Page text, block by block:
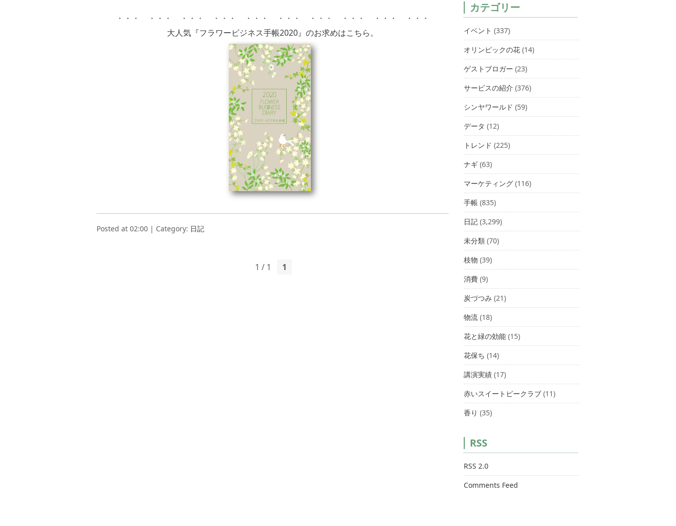
・・・ ・・・ ・・・ ・・・ ・・・ ・・・ ・・・ ・・・ ・・・ ・・・
大人気『フラワービジネス手帳2020』のお求めはこちら。
Posted at 02:00 | Category: 日記
1 / 1 1
カテゴリー
イベント (337)
オリンピックの花 (14)
ゲストブロガー (23)
サービスの紹介 (376)
シンヤワールド (59)
データ (12)
トレンド (225)
ナギ (63)
マーケティング (116)
手帳 (835)
日記 (3,299)
未分類 (70)
枝物 (39)
消費 (9)
炭づつみ (21)
物流 (18)
花と緑の効能 (15)
花保ち (14)
講演実績 (17)
赤いスイートピークラブ (11)
香り (35)
RSS
RSS 2.0
Comments Feed